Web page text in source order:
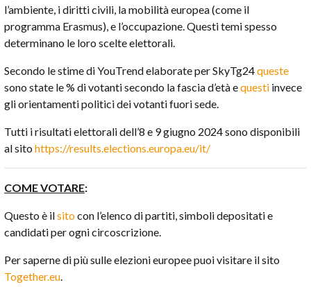
l’ambiente, i diritti civili, la mobilità europea (come il
programma Erasmus), e l’occupazione. Questi temi spesso
determinano le loro scelte elettorali.
Secondo le stime di YouTrend elaborate per SkyTg24queste
sono state le % di votanti secondo la fascia d’età equesti invece
gli orientamenti politici dei votanti fuori sede.
Tutti i risultati elettorali dell’8 e 9 giugno 2024 sono disponibili
al sito https://results.elections.europa.eu/it/
COME VOTARE:
Questo è ilsitocon l’elenco di partiti, simboli depositati e
candidati per ogni circoscrizione.
Per saperne di più sulle elezioni europee puoi visitare il sito
Together.eu.